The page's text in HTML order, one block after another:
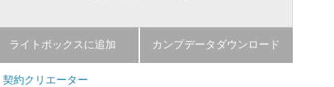
ライトボックスに追加 カンプデータダウンロード
契約クリエーター